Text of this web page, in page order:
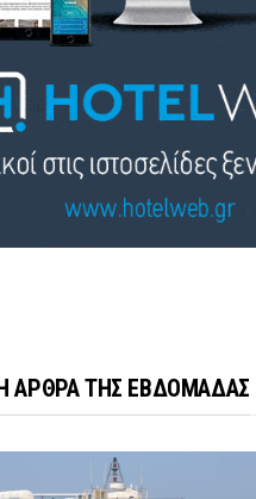
ΑΡΘΡΑ ΤΗΣ ΕΒΔΟΜΑΔΑΣ